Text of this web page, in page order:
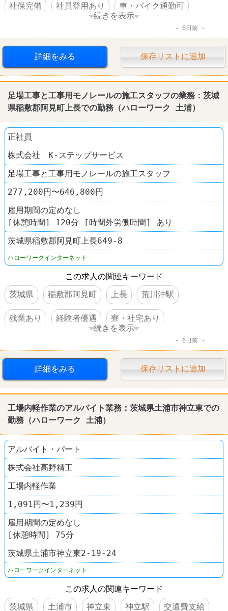
社保完備 社員登用あり 車・バイク通勤可
続きを表示
6日前
詳細をみる 保存リストに追加
足場工事と工事用モノレールの施工スタッフの業務：茨城
県稲敷郡阿見町上長での勤務（ハローワーク 土浦）
正社員
株式会社 K-ステップサービス
足場工事と工事用モノレールの施工スタッフ
277,200円〜646,800円
雇用期間の定めなし
[休憩時間] 120分 [時間外労働時間] あり
茨城県稲敷郡阿見町上長649-8
ハローワークインターネット
この求人の関連キーワード
茨城県
稲敷郡阿見町 上長 荒川沖駅
残業あり 経験者優遇 寮・社宅あり
賞与あり
転勤なし
続きを表示
6日前
詳細をみる 保存リストに追加
工場内軽作業のアルバイト業務：茨城県土浦市神立東での
勤務（ハローワーク 土浦）
アルバイト・パート
株式会社高野精工
工場内軽作業
1,091円〜1,239円
雇用期間の定めなし
[休憩時間] 75分
茨城県土浦市神立東2-19-24
ハローワークインターネット
この求人の関連キーワード
茨城県
土浦市 神立東 神立駅 交通費支給